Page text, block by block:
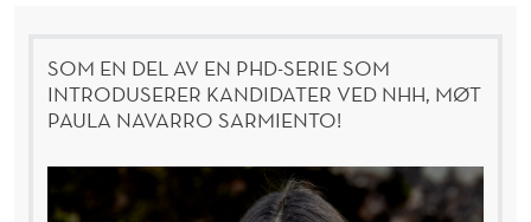
SOM EN DEL AV EN PHD-SERIE SOM
INTRODUSERER KANDIDATER VED NHH, MØT
PAULA NAVARRO SARMIENTO!